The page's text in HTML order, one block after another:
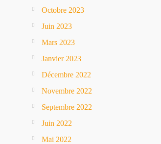
Octobre 2023
Juin 2023
Mars 2023
Janvier 2023
Décembre 2022
Novembre 2022
Septembre 2022
Juin 2022
Mai 2022